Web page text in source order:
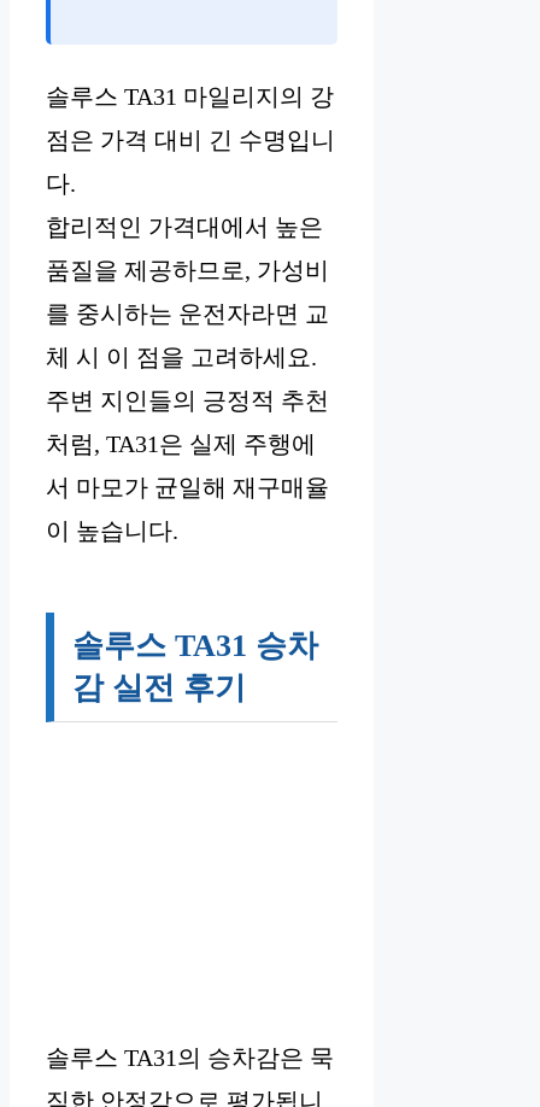
솔루스 TA31 마일리지의 강
점은 가격 대비 긴 수명입니
다.
합리적인 가격대에서 높은
품질을 제공하므로, 가성비
를 중시하는 운전자라면 교
체 시 이 점을 고려하세요.
주변 지인들의 긍정적 추천
처럼, TA31은 실제 주행에
서 마모가 균일해 재구매율
이 높습니다.
솔루스 TA31 승차
감 실전 후기
솔루스 TA31의 승차감은 묵
직한 안정감으로 평가됩니